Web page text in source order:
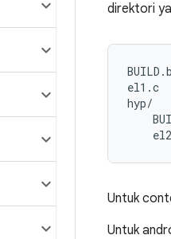
direktori
el1.c
hyp/
Untuk
Untuk